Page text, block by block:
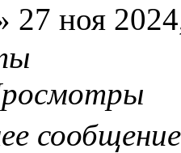
27 ноя